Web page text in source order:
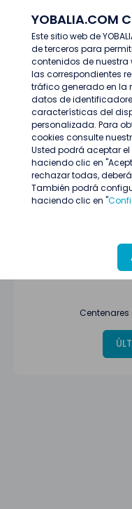
YOBALIA.COM
Este sitio web de
de terceros para
contenidos de nuestra
las correspondientes
tráfico generado en la
datos de
características del
personalizada. Para
cookies consulte
Usted podrá aceptar
haciendo clic en
rechazar todas,
También podrá
haciendo clic en "
Últimas ofertas
Oferta no
Centenares